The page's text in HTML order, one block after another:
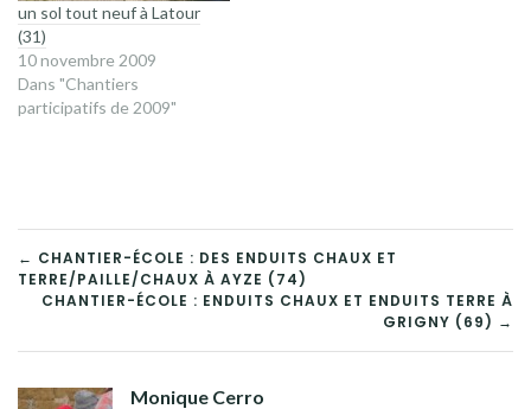
un sol tout neuf à Latour
(31)
10 novembre 2009
Dans "Chantiers
participatifs de 2009"
NAVIGATION
DE
L’ARTICLE
← CHANTIER-ÉCOLE : DES ENDUITS CHAUX ET
TERRE/PAILLE/CHAUX À AYZE (74)
CHANTIER-ÉCOLE : ENDUITS CHAUX ET ENDUITS TERRE À
GRIGNY (69) →
Monique Cerro